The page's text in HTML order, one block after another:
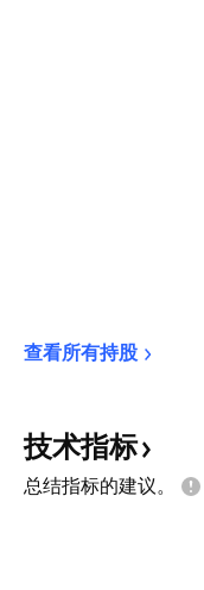
查看所有持股
技术指标
总结指标的建议。